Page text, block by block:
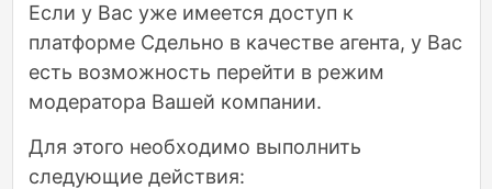
Если у Вас уже имеется доступ к
платформе Сдельно в качестве агента, у Вас
есть возможность перейти в режим
модератора Вашей компании.
Для этого необходимо выполнить
следующие действия: